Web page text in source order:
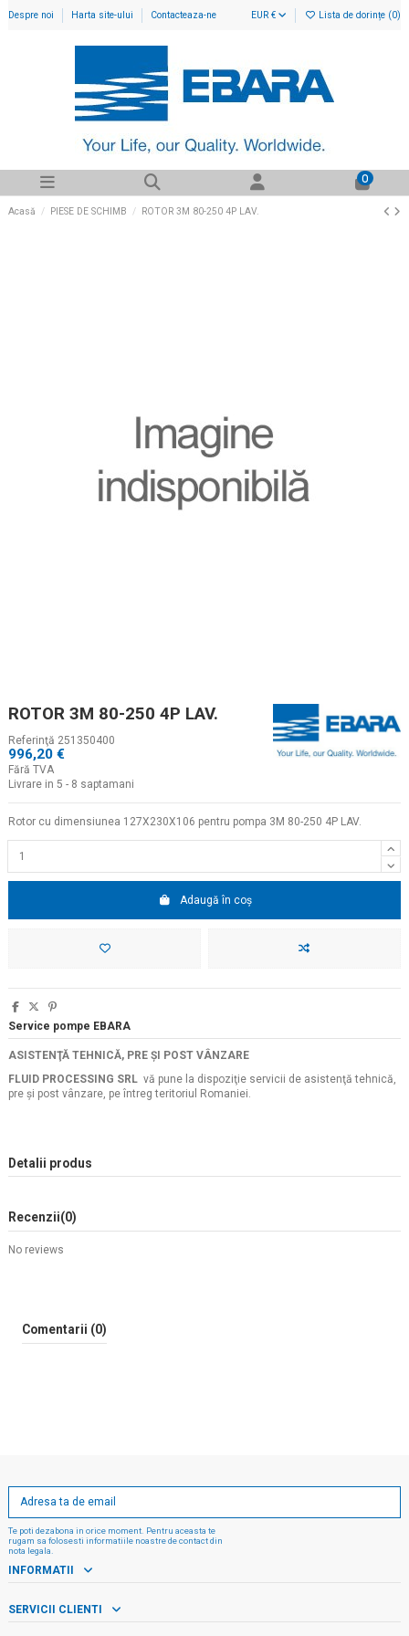
Despre noi Harta site-ului Contacteaza-ne EUR € Lista de dorințe (0)
0
Acasă PIESE DE SCHIMB ROTOR 3M 80-250 4P LAV.
ROTOR 3M 80-250 4P LAV.
Referinţă 251350400
996,20 €
Fără TVA
Livrare in 5 - 8 saptamani
Rotor cu dimensiunea 127X230X106 pentru pompa 3M 80-250 4P LAV.
Adaugă în coș
Service pompe EBARA
ASISTENŢĂ TEHNICĂ, PRE ŞI POST VÂNZARE
FLUID PROCESSING SRL vă pune la dispoziţie servicii de asistenţă tehnică,
pre şi post vânzare, pe întreg teritoriul Romaniei.
Detalii produs
Recenzii(0)
No reviews
Comentarii (0)
Te poti dezabona in orice moment. Pentru aceasta te
rugam sa folosesti informatiile noastre de contact din
nota legala.
INFORMATII
SERVICII CLIENTI